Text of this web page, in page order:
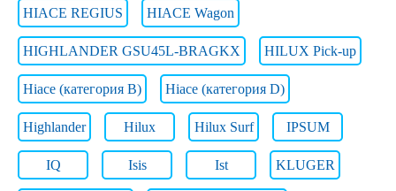
HIACE REGIUS HIACE Wagon
HIGHLANDER GSU45L-BRAGKX HILUX Pick-up
Hiace (категория B) Hiace (категория D)
Highlander Hilux Hilux Surf IPSUM
IQ Isis Ist KLUGER